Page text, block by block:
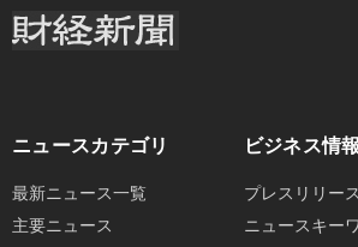
ニュースカテゴリ
最新ニュース一覧
主要ニュース
ビジネス情報
プレスリリース
ニュースキー